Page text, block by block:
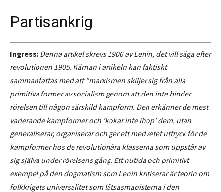
Partisankrig
Ingress: Denna artikel skrevs 1906 av Lenin, det vill säga efter
revolutionen 1905. Kärnan i artikeln kan faktiskt
sammanfattas med att ”marxismen skiljer sig från alla
primitiva former av socialism genom att den inte binder
rörelsen till någon särskild kampform. Den erkänner de mest
varierande kampformer och ’kokar inte ihop’ dem, utan
generaliserar, organiserar och ger ett medvetet uttryck för de
kampformer hos de revolutionära klasserna som uppstår av
sig själva under rörelsens gång. Ett nutida och primitivt
exempel på den dogmatism som Lenin kritiserar är teorin om
folkkrigets universalitet som låtsasmaoisterna i den